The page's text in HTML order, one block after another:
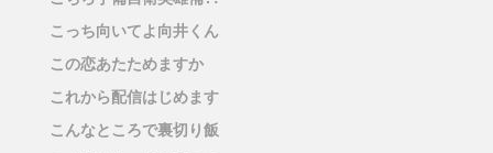
こっち向いてよ向井くん
この恋あたためますか
これから配信はじめます
こんなところで裏切り飯